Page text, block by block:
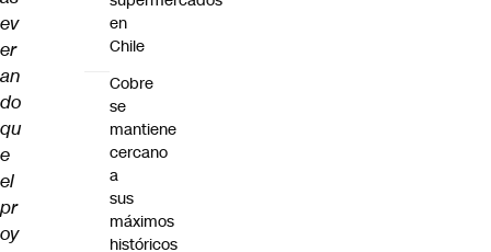
ev
er
an
do
qu
e
el
pr
oy
en
Chile
Cobre
se
mantiene
cercano
a
sus
máximos
históricos